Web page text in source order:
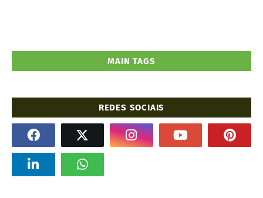
MAIN TAGS
REDES SOCIAIS